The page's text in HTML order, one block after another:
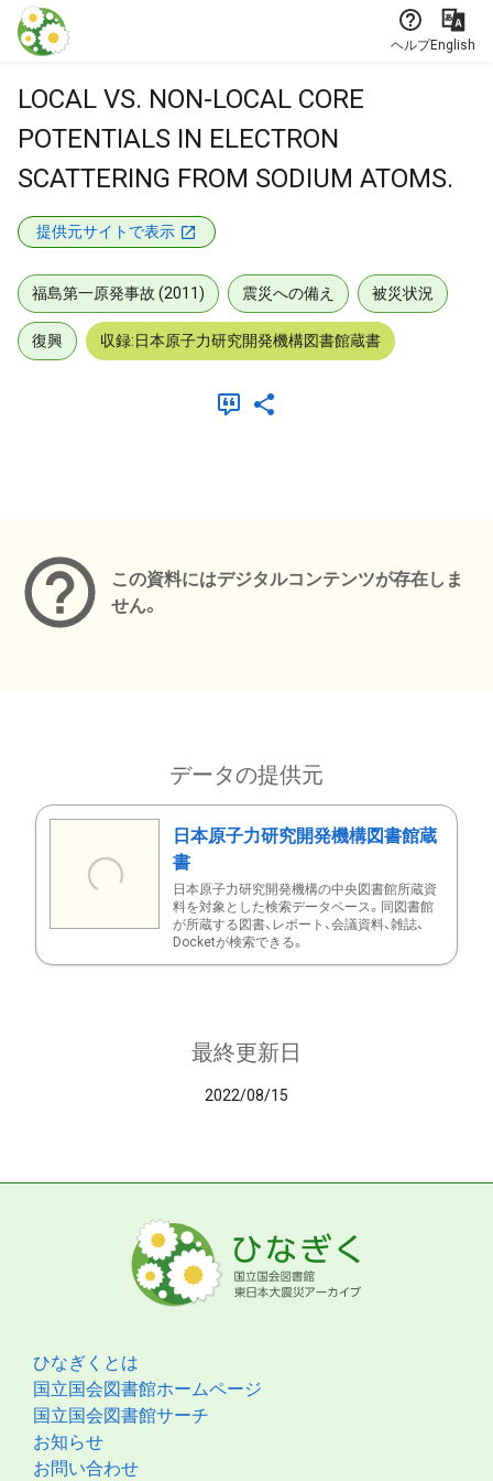
本文に飛ぶ
ヘルプEnglish
LOCAL VS. NON-LOCAL CORE
POTENTIALS IN ELECTRON
SCATTERING FROM SODIUM ATOMS.
提供元サイトで表示
福島第一原発事故 (2011) 震災への備え 被災状況
復興 収録:日本原子力研究開発機構図書館蔵書
この資料にはデジタルコンテンツが存在しま
せん。
データの提供元
日本原子力研究開発機構図書館蔵
書
日本原子力研究開発機構の中央図書館所蔵資
料を対象とした検索データベース。同図書館
が所蔵する図書、レポート、会議資料、雑誌、
Docketが検索できる。
最終更新日
2022/08/15
ひなぎくとは
国立国会図書館ホームページ
国立国会図書館サーチ
お知らせ
お問い合わせ